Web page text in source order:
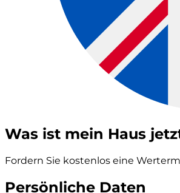
Was ist mein Haus
Fordern Sie kostenlos eine
Persönliche Daten